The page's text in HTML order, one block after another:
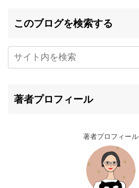
このブログを検索する
著者プロフィール
著者プロフィール